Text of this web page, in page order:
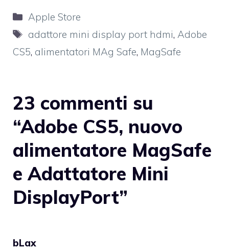
Categorie
Apple Store
Tag
adattore mini display port hdmi,Adobe
CS5, alimentatori MAg Safe, MagSafe
23 commenti su
“Adobe CS5, nuovo
alimentatore MagSafe
e Adattatore Mini
DisplayPort”
bLax